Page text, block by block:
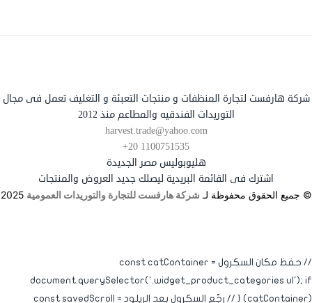
شركة هارفست لتجارة المنظفات و منتجات التعبئة و التغليف تعمل فى مجال
التوريدات الفندقيه والمطاعم منذ 2012
harvest.trade@yahoo.com
+20 1100751535
هليوبوليس مصر الجديدة
اشترك فى القائمة البريدية ليصلك جديد العروض والمنتجات
© جميع الحقوق محفوظة لـ شركة هارفست للتجارة والتوريدات العمومية 2025
// حفظ مكان السكرول const catContainer =
document.querySelector('.widget_product_categories ul'); if
(catContainer) { // رجّع السكرول بعد الريلود const savedScroll =